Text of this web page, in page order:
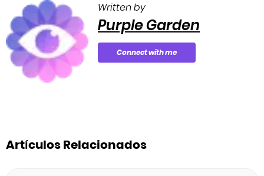
Written by
Purple Garden
Connect with me
Artículos Relacionados